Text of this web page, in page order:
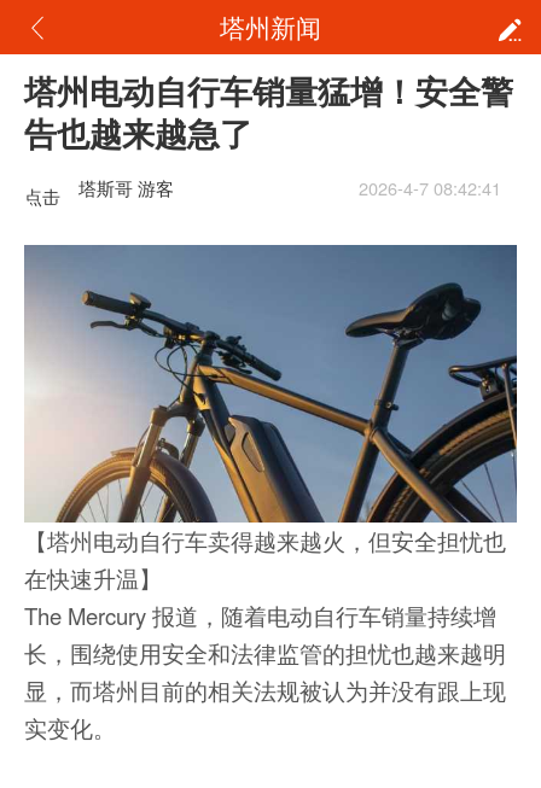
塔州新闻
塔州电动自行车销量猛增！安全警
告也越来越急了
点击
重新
塔斯哥 游客 2026-4-7 08:42:41
【塔州电动自行车卖得越来越火，但安全担忧也
在快速升温】
The Mercury 报道，随着电动自行车销量持续增
长，围绕使用安全和法律监管的担忧也越来越明
显，而塔州目前的相关法规被认为并没有跟上现
实变化。